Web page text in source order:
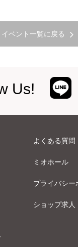
イベント一覧に戻る
Us!
よくある質問
ミオホール
プライバシー
ショップ求人